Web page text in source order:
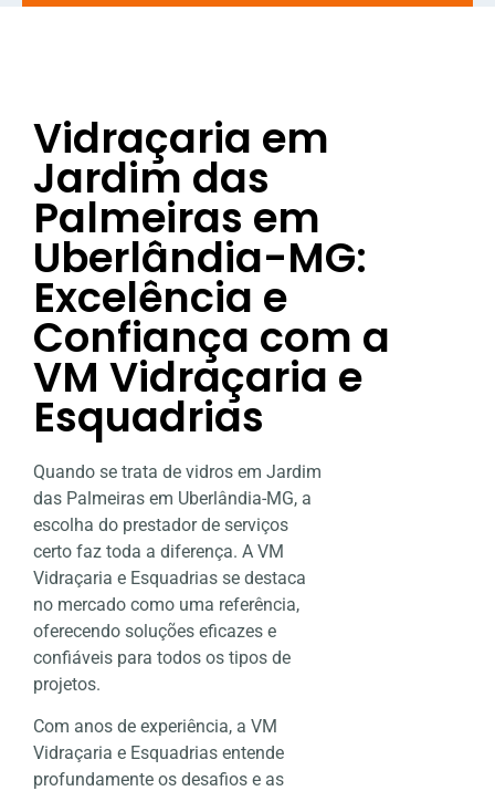
Vidraçaria em
Jardim das
Palmeiras em
Uberlândia-MG:
Excelência e
Confiança com a
VM Vidraçaria e
Esquadrias
Quando se trata de vidros em Jardim
das Palmeiras em Uberlândia-MG, a
escolha do prestador de serviços
certo faz toda a diferença. A VM
Vidraçaria e Esquadrias se destaca
no mercado como uma referência,
oferecendo soluções eficazes e
confiáveis para todos os tipos de
projetos.
Com anos de experiência, a VM
Vidraçaria e Esquadrias entende
profundamente os desafios e as